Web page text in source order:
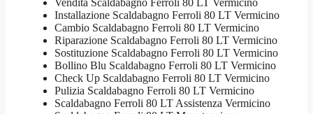
Installazione Scaldabagno Ferroli 80 LT Vermicino
Cambio Scaldabagno Ferroli 80 LT Vermicino
Riparazione Scaldabagno Ferroli 80 LT Vermicino
Sostituzione Scaldabagno Ferroli 80 LT Vermicino
Bollino Blu Scaldabagno Ferroli 80 LT Vermicino
Check Up Scaldabagno Ferroli 80 LT Vermicino
Pulizia Scaldabagno Ferroli 80 LT Vermicino
Scaldabagno Ferroli 80 LT Assistenza Vermicino